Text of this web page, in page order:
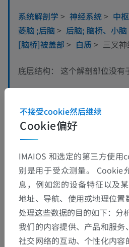
系统解剖学 > 神经系统> 中
菱脑 ;后脑 > 后脑; 脑桥、小脑
[脑桥]被盖部 > 白质> 三叉
底层结构： 这个解剖部位没有
翻译
发现错误？
欢迎提出更正、翻译或内容改
检举错
Cookie偏好
不接受cookie然后继续
IMAIOS 和选定的第三方使
别是用于受众测量。 Cookie
息，例如您的设备特征以及
地址、导航、使用或地理位置
处理这些数据的目的如下：分
我们的内容提供、产品和服务
社交网络的互动、个性化内容